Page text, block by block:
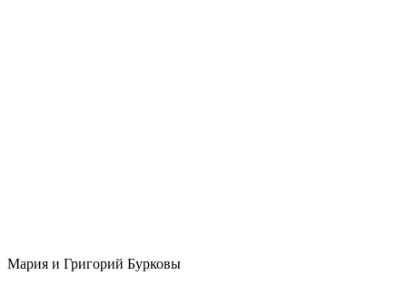
Мария и Григорий Бурковы